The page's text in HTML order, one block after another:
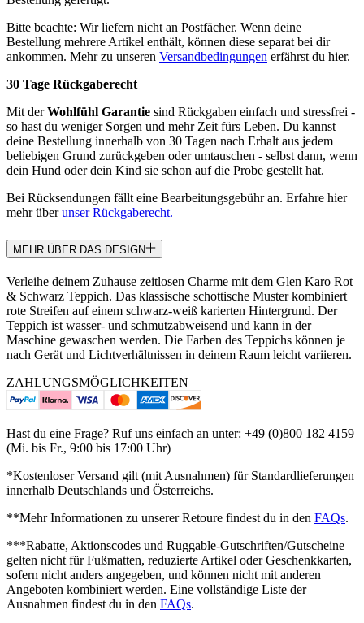
Bitte beachte: Wir liefern nicht an Postfächer. Wenn deine
Bestellung mehrere Artikel enthält, können diese separat bei dir
ankommen. Mehr zu unseren Versandbedingungen erfährst du hier.
30 Tage Rückgaberecht
Mit derWohlfühl Garantie sind Rückgaben einfach und stressfrei -
so hast du weniger Sorgen und mehr Zeit fürs Leben. Du kannst
deine Bestellung innerhalb von 30 Tagen nach Erhalt aus jedem
beliebigen Grund zurückgeben oder umtauschen - selbst dann, wenn
dein Hund oder dein Kind sie schon auf die Probe gestellt hat.
Bei Rücksendungen fällt eine Bearbeitungsgebühr an. Erfahre hier
mehr überunser Rückgaberecht.
MEHR ÜBER DAS DESIGN
Verleihe deinem Zuhause zeitlosen Charme mit dem Glen Karo Rot
& Schwarz Teppich. Das klassische schottische Muster kombiniert
rote Streifen auf einem schwarz-weiß karierten Hintergrund. Der
Teppich ist wasser- und schmutzabweisend und kann in der
Maschine gewaschen werden. Die Farben des Teppichs können je
nach Gerät und Lichtverhältnissen in deinem Raum leicht variieren.
ZAHLUNGSMÖGLICHKEITEN
Hast du eine Frage? Ruf uns einfach an unter: +49 (0)800 182 4159
(Mi. bis Fr., 9:00 bis 17:00 Uhr)
*Kostenloser Versand gilt (mit Ausnahmen) für Standardlieferungen
innerhalb Deutschlands und Österreichs.
**Mehr Informationen zu unserer Retoure findest du in den FAQs.
***Rabatte, Aktionscodes und Ruggable-Gutschriften/Gutscheine
gelten nicht für Fußmatten, reduzierte Artikel oder Geschenkkarten,
sofern nicht anders angegeben, und können nicht mit anderen
Angeboten kombiniert werden. Eine vollständige Liste der
Ausnahmen findest du in den FAQs.